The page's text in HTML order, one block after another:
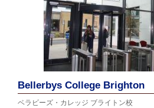
Bellerbys College Brighton
ベラビーズ・カレッジ ブライトン校